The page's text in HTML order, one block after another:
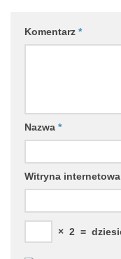
Komentarz *
Nazwa *
Witryna internetowa
× 2 =